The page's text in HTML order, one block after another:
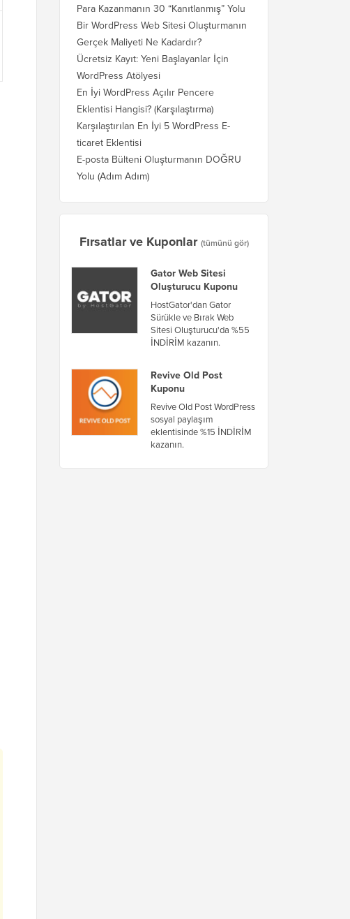
Para Kazanmanın 30 “Kanıtlanmış” Yolu
Bir WordPress Web Sitesi Oluşturmanın
Gerçek Maliyeti Ne Kadardır?
Ücretsiz Kayıt: Yeni Başlayanlar İçin
WordPress Atölyesi
En İyi WordPress Açılır Pencere
Eklentisi Hangisi? (Karşılaştırma)
Karşılaştırılan En İyi 5 WordPress E-
ticaret Eklentisi
E-posta Bülteni Oluşturmanın DOĞRU
Yolu (Adım Adım)
Fırsatlar ve Kuponlar (tümünü gör)
Gator Web Sitesi
Oluşturucu Kuponu
HostGator'dan Gator
Sürükle ve Bırak Web
Sitesi Oluşturucu'da %55
İNDİRİM kazanın.
Revive Old Post
Kuponu
Revive Old Post WordPress
sosyal paylaşım
eklentisinde %15 İNDİRİM
kazanın.